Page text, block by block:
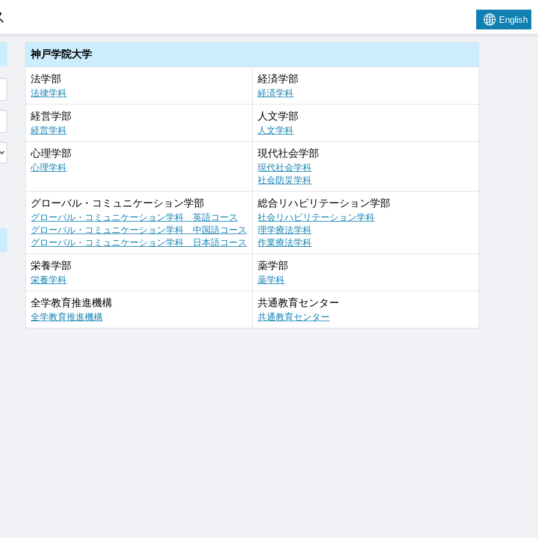
English
神戸学院大学
法学部
法律学科
経済学部
経済学科
経営学部
経営学科
人文学部
人文学科
心理学部
心理学科
現代社会学部
現代社会学科
社会防災学科
グローバル・コミュニケーション学部
グローバル・コミュニケーション学科 英語コース
グローバル・コミュニケーション学科 中国語コース
グローバル・コミュニケーション学科 日本語コース
総合リハビリテーション学部
社会リハビリテーション学科
理学療法学科
作業療法学科
栄養学部
栄養学科
薬学部
薬学科
全学教育推進機構
全学教育推進機構
共通教育センター
共通教育センター